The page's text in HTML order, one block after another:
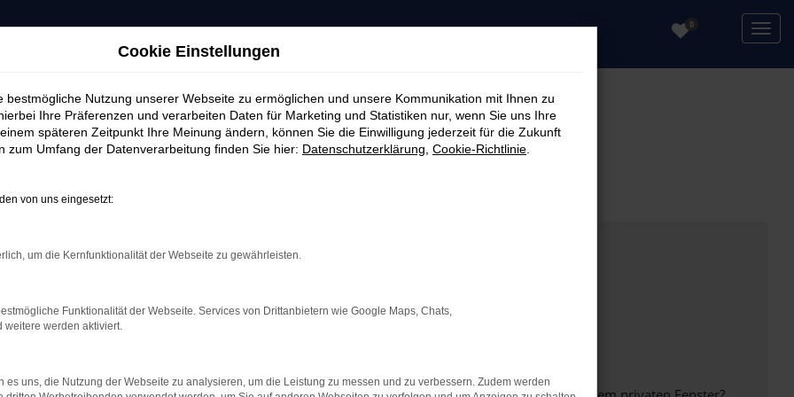
0
Cookie Einstellungen
bestmögliche Nutzung unserer Webseite zu ermöglichen und unsere Kommunikation mit Ihnen zu
Ihre Präferenzen und verarbeiten Daten für Marketing und Statistiken nur, wenn Sie uns Ihre
späteren Zeitpunkt Ihre Meinung ändern, können Sie die Einwilligung jederzeit für die Zukunft
zum Umfang der Datenverarbeitung finden Sie hier: Datenschutzerklärung Cookie-Richtlinie
von uns eingesetzt:
um die Kernfunktionalität der Webseite zu gewährleisten.
Funktionalität der Webseite. Services von Drittanbietern wie Google Maps, Chats,
weitere werden aktiviert.
es uns, die Nutzung der Webseite zu analysieren, um die Leistung zu messen und zu verbessern. Zudem werden